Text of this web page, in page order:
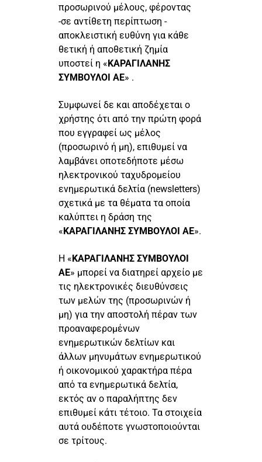
προσωρινού μέλους, φέροντας
-σε αντίθετη περίπτωση -
αποκλειστική ευθύνη για κάθε
θετική ή αποθετική ζημία
υποστεί η «ΚΑΡΑΓΙΛΑΝΗΣ
ΣΥΜΒΟΥΛΟΙ ΑΕ» .
Συμφωνεί δε και αποδέχεται ο
χρήστης ότι από την πρώτη φορά
που εγγραφεί ως μέλος
(προσωρινό ή μη), επιθυμεί να
λαμβάνει οποτεδήποτε μέσω
ηλεκτρονικού ταχυδρομείου
ενημερωτικά δελτία (newsletters)
σχετικά με τα θέματα τα οποία
καλύπτει η δράση της
«ΚΑΡΑΓΙΛΑΝΗΣ ΣΥΜΒΟΥΛΟΙ ΑΕ».
Η «ΚΑΡΑΓΙΛΑΝΗΣ ΣΥΜΒΟΥΛΟΙ
ΑΕ» μπορεί να διατηρεί αρχείο με
τις ηλεκτρονικές διευθύνσεις
των μελών της (προσωρινών ή
μη) για την αποστολή πέραν των
προαναφερομένων
ενημερωτικών δελτίων και
άλλων μηνυμάτων ενημερωτικού
ή οικονομικού χαρακτήρα πέρα
από τα ενημερωτικά δελτία,
εκτός αν ο παραλήπτης δεν
επιθυμεί κάτι τέτοιο. Τα στοιχεία
αυτά ουδέποτε γνωστοποιούνται
σε τρίτους.